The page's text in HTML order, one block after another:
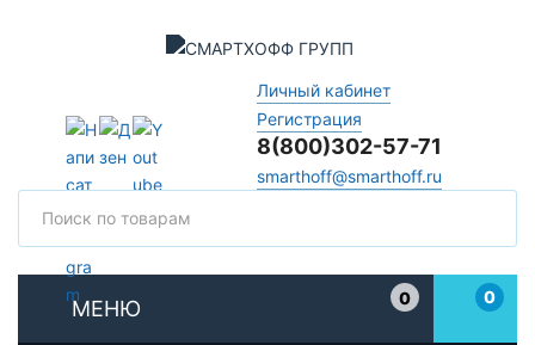
Личный кабинет
Регистрация
8(800)302-57-71
smarthoff@smarthoff.ru
МЕНЮ
0
0